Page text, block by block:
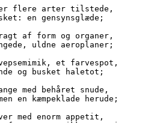
er flere arter tilstede,
en gensynsglæde;
af form og organer,
uldne aeroplaner;
et farvespot,
og busket haletot;
med behåret snude,
men en kæmpeklade herude;
med enorm appetit,